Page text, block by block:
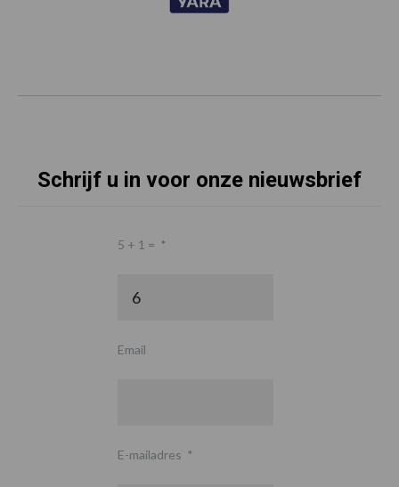
Schrijf u in voor onze nieuwsbrief
5 + 1 = *
Email
E-mailadres *